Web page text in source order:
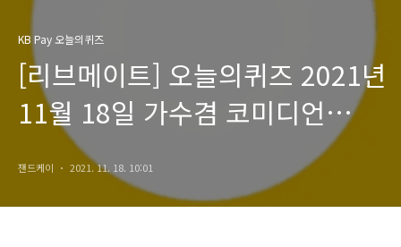
KB Pay 오늘의퀴즈
[리브메이트] 오늘의퀴즈 2021년
11월 18일 가수겸 코미디언
정광태의 [독도는 우리 땅]노래는
1980년 초반 일본이 독도에 대한
잰드케이 2021. 11. 18. 10:01